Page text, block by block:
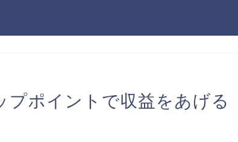
プポイントで収益をあげる